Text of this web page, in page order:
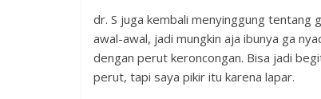
dr. S juga kembali menyinggung tentang
awal-awal, jadi mungkin aja ibunya ga
dengan perut keroncongan. Bisa jadi
perut, tapi saya pikir itu karena lapar.